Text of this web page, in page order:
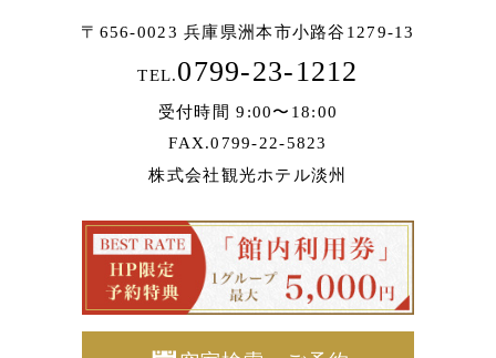
〒656-0023 兵庫県洲本市小路谷1279-13
TEL.0799-23-1212
受付時間 9:00〜18:00
FAX.0799-22-5823
株式会社観光ホテル淡州